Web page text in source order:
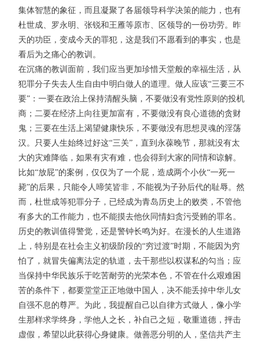
集体智慧的象征，而且凝聚了各届领导科学决策的能力，也有
杜世成、罗永明、张锐和王雁等原市、区领导的一份功劳。昨
天的功臣，变成今天的罪犯，这是我们不愿看到的事实，也是
看后为之痛心的教训。
在沉痛的教训面前，我们应当更加珍惜天堂般的幸福生活，从
犯罪分子失去人生自由中明白做人的道理。做人应该“三要三不
要”：一要在政治上保持清醒头脑，不要做没有党性原则的投机
商；二要在经济上向往更加富有，不要做没有良心道德的贪财
鬼；三要在生活上渴望健康快乐，不要做没有思想灵魂的淫荡
汉。只要人生始终过好这“三关”，直到永葆晚节，那就没有太
大的灾难降临，如果有灾有难，也会得到大家的同情和谅解。
比如“放屁”的案例，仅仅为了一个屁，造成两个小伙“一死一
毙”的后果，只能令人啼笑皆非，不能视为子孙后代的耻辱。然
而，杜世成等犯罪分子，已经成为青岛历史上的败类，不管他
有多大的工作能力，也不能摸去他伙同情妇贪污受贿的罪名。
历史的教训值得警觉，还是警钟长鸣为好。在漫长的人生道路
上，特别是在社会主义初级阶段的“穷过渡”时期，不能因为穷
怕了，就冒失偏离法定的轨道，去干那些以权谋私的勾当；应
当保持中华民族乐于吃苦耐劳的光荣本色，不管在什么艰难困
苦的条件下，都要堂堂正正地做中国人，决不能丢掉中华儿女
自强不息的尊严。为此，我提醒自己以自律方式做人，像小学
生那样求学终身，学他人之长，补自己之短，敬重道德，抨击
虚假，希望以此获得心身健康。做善恶分明的人，坚信共产主